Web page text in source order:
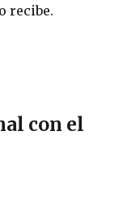
recibe.
con el